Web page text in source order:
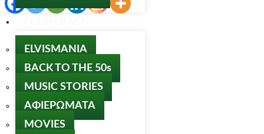
ELVISMANIA
BACK TO THE 50s
MUSIC STORIES
ΑΦΙΕΡΩΜΑΤΑ
MOVIES